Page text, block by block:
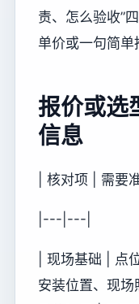
责、怎么验收”
单价或一句简单
报价或选
信息
| 核对项 | 需要
|---|---|
| 现场基础 | 点
安装位置、现场